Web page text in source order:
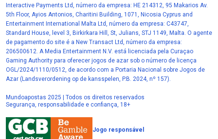
Interactive Payments Ltd, número da empresa: HE 214312, 95 Makarios Av.
5th Floor, Ayios Antonios, Charitini Building, 1071, Nicosia Cyprus and
Entertainment International Malta Ltd, número da empresa: C43747,
Standard House, level 3, Birkirkara Hill, St, Julians, STJ 1149, Malta. O agente
de pagamento do site é a New Transact Ltd, número da empresa:
206500612. A Media Entertainment N.V. está licenciada pela Curaçao
Gaming Authority para oferecer jogos de azar sob o número de licença
OGL/2024/1110/0512, de acordo com a Portaria Nacional sobre Jogos de
Azar (Landsverordening op de kansspelen, P.B. 2024, nº 157).
Mundoapostas 2025 | Todos os direitos reservados
Segurança, responsabilidade e confiança, 18+
Jogo responsável